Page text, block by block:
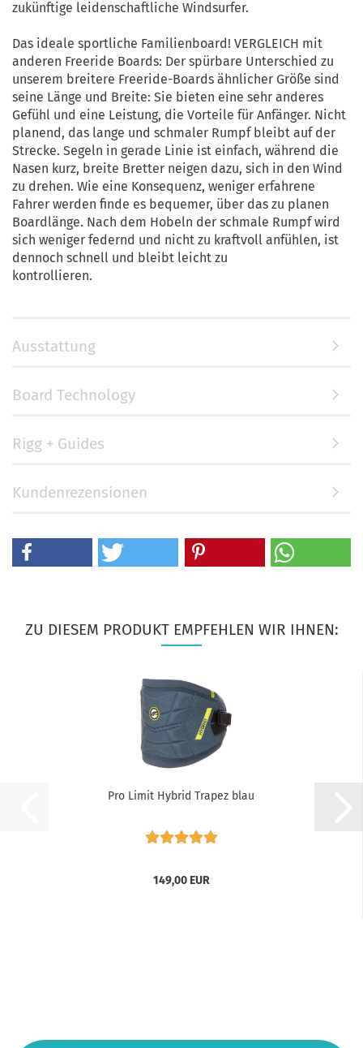
zukünftige leidenschaftliche Windsurfer.
Das ideale sportliche Familienboard! VERGLEICH mit
anderen Freeride Boards: Der spürbare Unterschied zu
unserem breitere Freeride-Boards ähnlicher Größe sind
seine Länge und Breite: Sie bieten eine sehr anderes
Gefühl und eine Leistung, die Vorteile für Anfänger. Nicht
planend, das lange und schmaler Rumpf bleibt auf der
Strecke. Segeln in gerade Linie ist einfach, während die
Nasen kurz, breite Bretter neigen dazu, sich in den Wind
zu drehen. Wie eine Konsequenz, weniger erfahrene
Fahrer werden finde es bequemer, über das zu planen
Boardlänge. Nach dem Hobeln der schmale Rumpf wird
sich weniger federnd und nicht zu kraftvoll anfühlen, ist
dennoch schnell und bleibt leicht zu
kontrollieren.
Ausstattung
Board Technology
Rigg + Guides
Kundenrezensionen
ZU DIESEM PRODUKT EMPFEHLEN WIR IHNEN:
Pro Limit Hybrid Trapez blau
149,00 EUR